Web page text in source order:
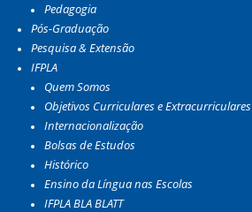
Pedagogia
Pós-Graduação
Pesquisa & Extensão
IFPLA
Quem Somos
Objetivos Curriculares e Extracurriculares
Internacionalização
Bolsas de Estudos
Histórico
Ensino da Língua nas Escolas
IFPLA BLA BLATT